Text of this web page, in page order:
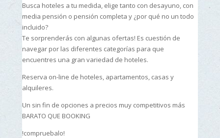
Busca hoteles a tu medida, elige tanto con desayuno, con
media pensión o pensión completa y ¿por qué no un todo
incluido?
Te sorprenderás con algunas ofertas! Es cuestión de
navegar por las diferentes categorías para que
encuentres una gran variedad de hoteles.
Reserva on-line de hoteles, apartamentos, casas y
alquileres.
Un sin fin de opciones a precios muy competitivos más
BARATO QUE BOOKING
!compruebalo!